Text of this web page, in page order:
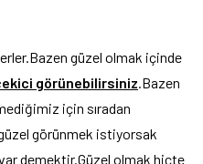
güzel olmak içinde
görünebilirsiniz.Bazen
için sıradan
görünmek istiyorsak
demektir.Güzel olmak hiçte